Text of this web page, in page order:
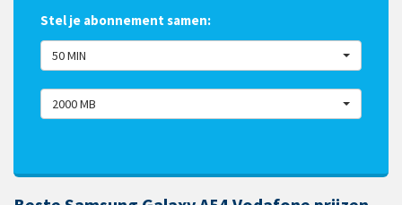
Stel je abonnement samen:
50 MIN
2000 MB